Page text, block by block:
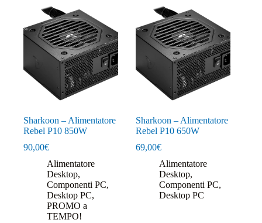
Sharkoon – Alimentatore
Rebel P10 850W
90,00€
Alimentatore
Desktop,
Componenti PC,
Desktop PC,
PROMO a
TEMPO!
Sharkoon – Alimentatore
Rebel P10 650W
69,00€
Alimentatore
Desktop,
Componenti PC,
Desktop PC